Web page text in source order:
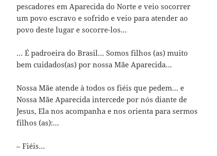
pescadores em Aparecida do Norte e veio socorrer
um povo escravo e sofrido e veio para atender ao
povo deste lugar e socorre-los…
… É padroeira do Brasil… Somos filhos (as) muito
bem cuidados(as) por nossa Mãe Aparecida…
Nossa Mãe atende à todos os fiéis que pedem… e
Nossa Mãe Aparecida intercede por nós diante de
Jesus, Ela nos acompanha e nos orienta para sermos
filhos (as):…
– Fiéis…